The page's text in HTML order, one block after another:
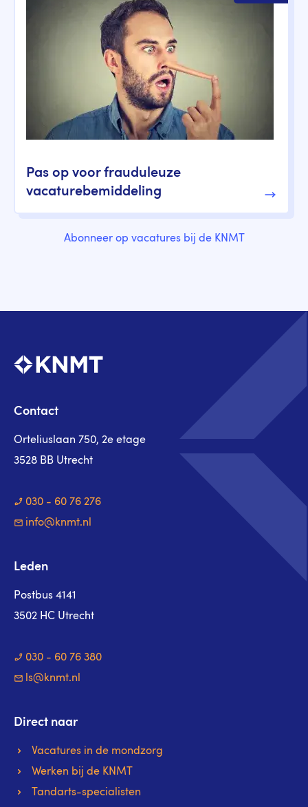
Pas op voor frauduleuze
vacaturebemiddeling
Abonneer op vacatures bij de KNMT
Contact
Orteliuslaan 750, 2e etage
3528 BB Utrecht
030 - 60 76 276
info@knmt.nl
Leden
Postbus 4141
3502 HC Utrecht
030 - 60 76 380
ls@knmt.nl
Direct naar
Vacatures in de mondzorg
Werken bij de KNMT
Tandarts-specialisten